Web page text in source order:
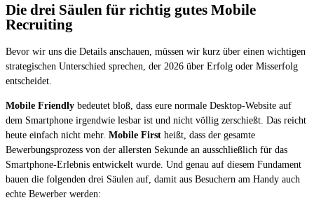
Die drei Säulen für richtig gutes Mobile
Recruiting
Bevor wir uns die Details anschauen, müssen wir kurz über einen wichtigen
strategischen Unterschied sprechen, der 2026 über Erfolg oder Misserfolg
entscheidet.
Mobile Friendly bedeutet bloß, dass eure normale Desktop-Website auf
dem Smartphone irgendwie lesbar ist und nicht völlig zerschießt. Das reicht
heute einfach nicht mehr. Mobile First heißt, dass der gesamte
Bewerbungsprozess von der allersten Sekunde an ausschließlich für das
Smartphone-Erlebnis entwickelt wurde. Und genau auf diesem Fundament
bauen die folgenden drei Säulen auf, damit aus Besuchern am Handy auch
echte Bewerber werden: